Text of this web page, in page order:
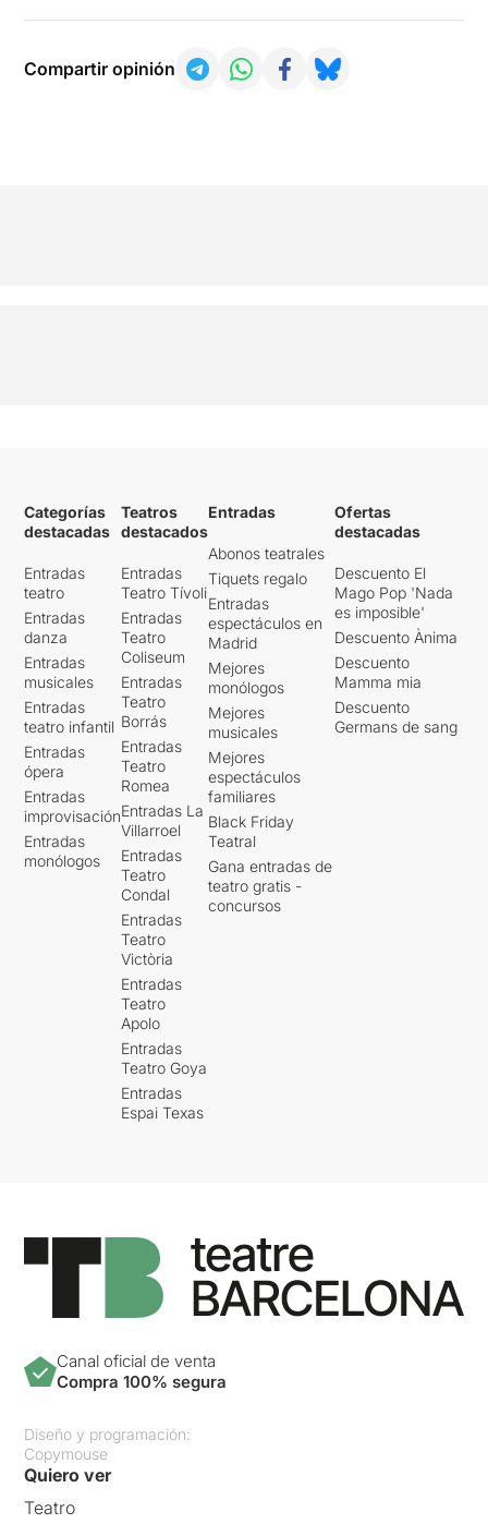
Compartir opinión
Categorías
destacadas
Entradas
teatro
Entradas
danza
Entradas
musicales
Entradas
teatro infantil
Entradas
ópera
Entradas
improvisación
Entradas
monólogos
Teatros
destacados
Entradas
Teatro Tívoli
Entradas
Teatro
Coliseum
Entradas
Teatro
Borrás
Entradas
Teatro
Romea
Entradas La
Villarroel
Entradas
Teatro
Condal
Entradas
Teatro
Victòria
Entradas
Teatro
Apolo
Entradas
Teatro Goya
Entradas
Espai Texas
Entradas
Abonos teatrales
Tiquets regalo
Entradas
espectáculos en
Madrid
Mejores
monólogos
Mejores
musicales
Mejores
espectáculos
familiares
Black Friday
Teatral
Gana entradas de
teatro gratis -
concursos
Ofertas
destacadas
Descuento El
Mago Pop 'Nada
es imposible'
Descuento Ànima
Descuento
Mamma mia
Descuento
Germans de sang
Canal oficial de venta
Compra 100% segura
Diseño y programación:
Copymouse
Quiero ver
Teatro